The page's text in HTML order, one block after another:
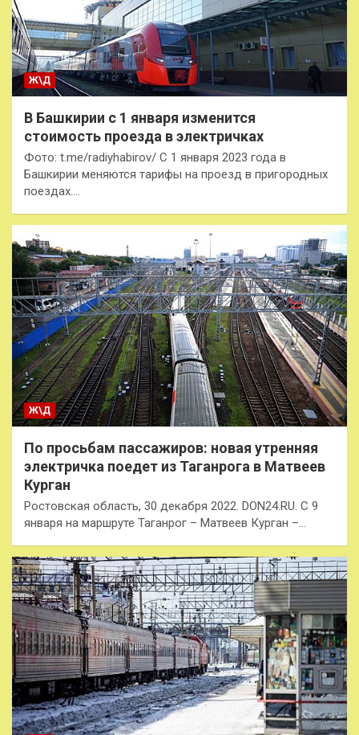
Ж\Д
В Башкирии с 1 января изменится
стоимость проезда в электричках
Фото: t.me/radiyhabirov/ С 1 января 2023 года в
Башкирии меняются тарифы на проезд в пригородных
поездах.…
Ж\Д
По просьбам пассажиров: новая утренняя
электричка поедет из Таганрога в Матвеев
Курган
Ростовская область, 30 декабря 2022. DON24.RU. С 9
января на маршруте Таганрог – Матвеев Курган –…